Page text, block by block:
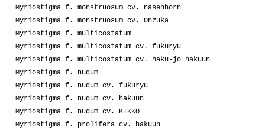
Myriostigma f. monstruosum cv. nasenhorn
Myriostigma f. monstruosum cv. Onzuka
Myriostigma f. multicostatum
Myriostigma f. multicostatum cv. fukuryu
Myriostigma f. multicostatum cv. haku-jo hakuun
Myriostigma f. nudum
Myriostigma f. nudum cv. fukuryu
Myriostigma f. nudum cv. hakuun
Myriostigma f. nudum cv. KIKKO
Myriostigma f. prolifera cv. hakuun